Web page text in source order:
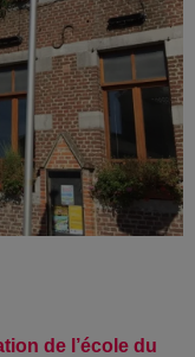
de l’école du